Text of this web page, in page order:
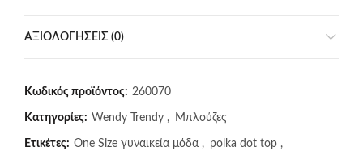
ΑΞΙΟΛΟΓΉΣΕΙΣ (0)
Κωδικός προϊόντος: 260070
Κατηγορίες: Wendy Trendy , Μπλούζες
Ετικέτες: One Size γυναικεία μόδα , polka dot top ,